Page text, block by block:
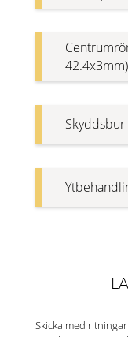
rak
42.4x3mm)
SE VÅRA
Skicka med